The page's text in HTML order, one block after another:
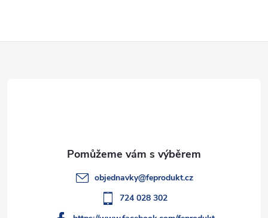
objednavky@feprodukt.cz
724 028 302